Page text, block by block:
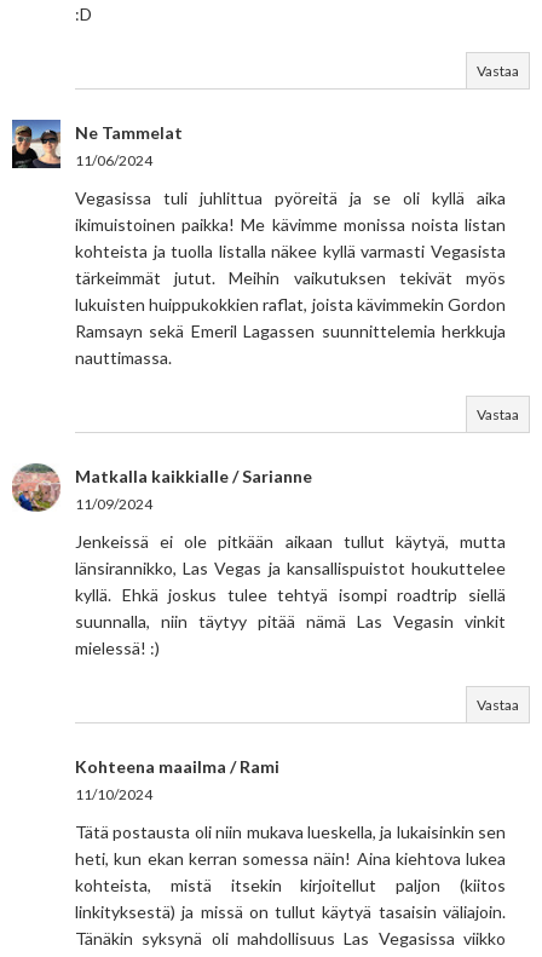
:D
Vastaa
Ne Tammelat
11/06/2024
Vegasissa tuli juhlittua pyöreitä ja se oli kyllä aika
ikimuistoinen paikka! Me kävimme monissa noista listan
kohteista ja tuolla listalla näkee kyllä varmasti Vegasista
tärkeimmät jutut. Meihin vaikutuksen tekivät myös
lukuisten huippukokkien raflat, joista kävimmekin Gordon
Ramsayn sekä Emeril Lagassen suunnittelemia herkkuja
nauttimassa.
Vastaa
Matkalla kaikkialle / Sarianne
11/09/2024
Jenkeissä ei ole pitkään aikaan tullut käytyä, mutta
länsirannikko, Las Vegas ja kansallispuistot houkuttelee
kyllä. Ehkä joskus tulee tehtyä isompi roadtrip siellä
suunnalla, niin täytyy pitää nämä Las Vegasin vinkit
mielessä! :)
Vastaa
Kohteena maailma / Rami
11/10/2024
Tätä postausta oli niin mukava lueskella, ja lukaisinkin sen
heti, kun ekan kerran somessa näin! Aina kiehtova lukea
kohteista, mistä itsekin kirjoitellut paljon (kiitos
linkityksestä) ja missä on tullut käytyä tasaisin väliajoin.
Tänäkin syksynä oli mahdollisuus Las Vegasissa viikko